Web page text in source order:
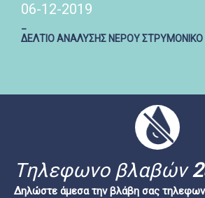
06-12-2019
ΔΕΛΤΙΟ ΑΝΑΛΥΣΗΣ ΝΕΡΟΥ
Tηλεφωνο βλαβών
Δηλώστε άμεσα την βλάβη σας